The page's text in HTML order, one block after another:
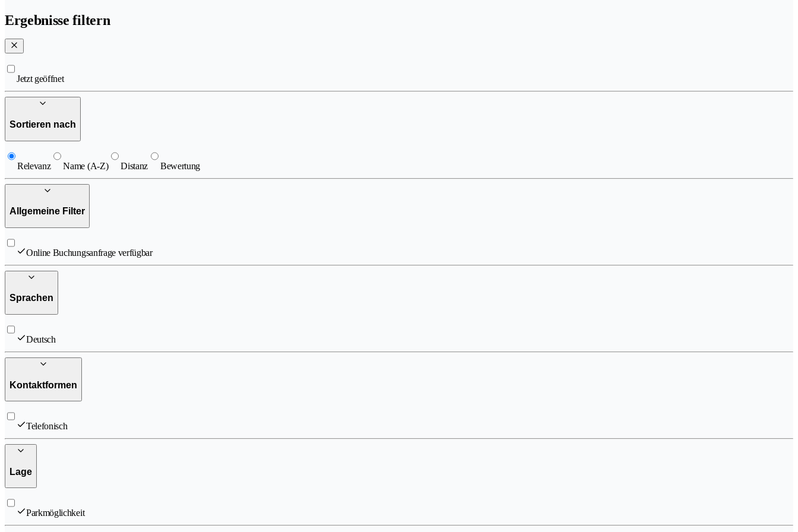
Ergebnisse filtern
Jetzt geöffnet
Sortieren nach
Relevanz Name (A-Z) Distanz Bewertung
Allgemeine Filter
Online Buchungsanfrage verfügbar
Sprachen
Deutsch
Kontaktformen
Telefonisch
Lage
Parkmöglichkeit